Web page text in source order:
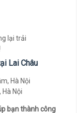
lại trải
Lai Châu
Nội
bạn thành công